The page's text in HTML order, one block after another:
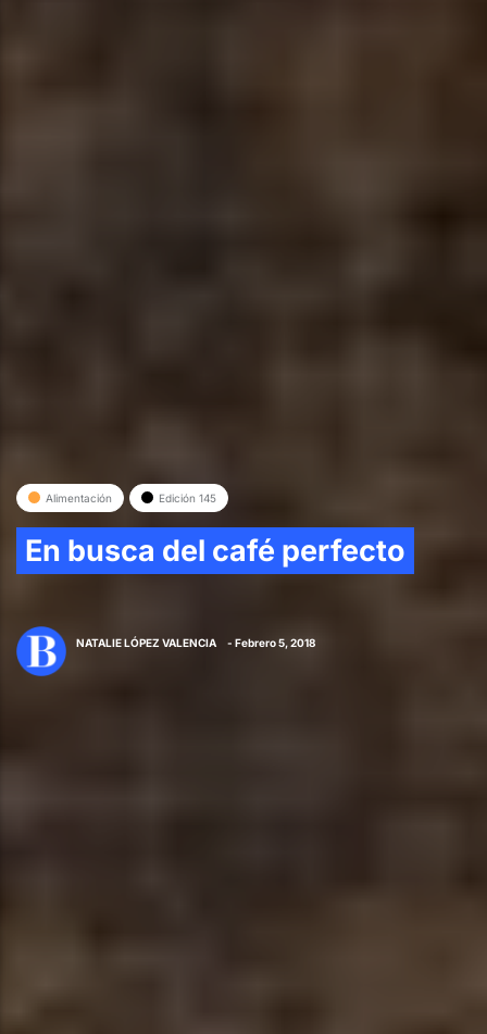
Alimentación Edición 145
En busca del café perfecto
NATALIE LÓPEZ VALENCIA - Febrero 5, 2018